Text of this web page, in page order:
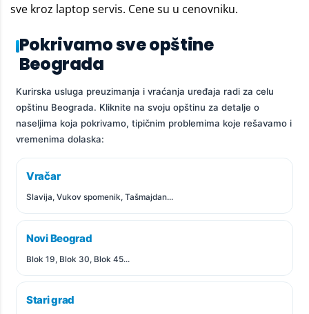
sve kroz laptop servis. Cene su u cenovniku.
Pokrivamo sve opštine
Beograda
Kurirska usluga preuzimanja i vraćanja uređaja radi za celu
opštinu Beograda. Kliknite na svoju opštinu za detalje o
naseljima koja pokrivamo, tipičnim problemima koje rešavamo i
vremenima dolaska:
Vračar
Slavija, Vukov spomenik, Tašmajdan...
Novi Beograd
Blok 19, Blok 30, Blok 45...
Stari grad